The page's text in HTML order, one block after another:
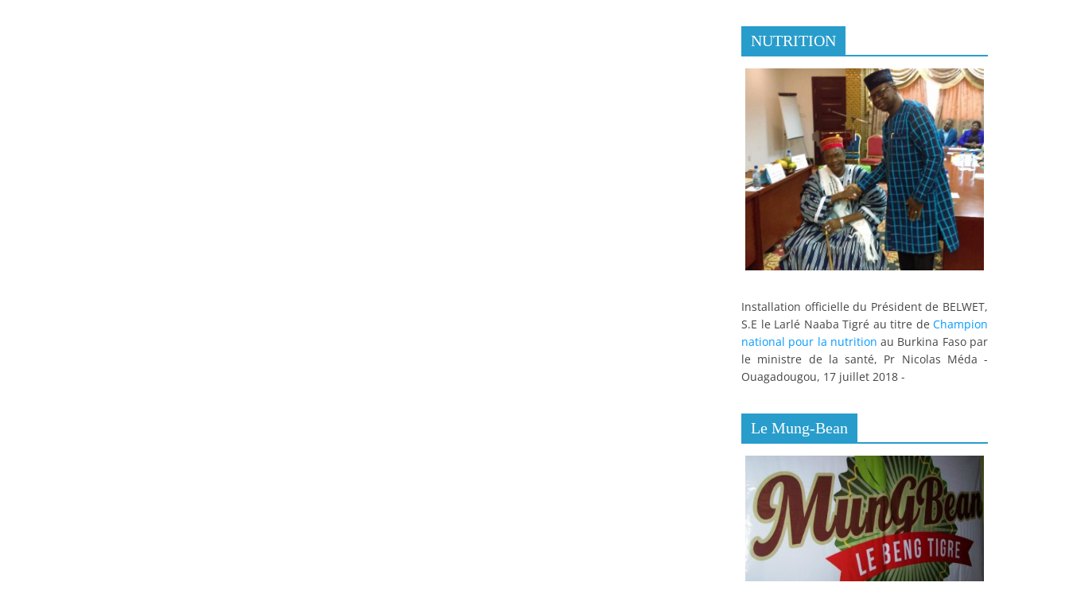
NUTRITION
Installation officielle du Président de BELWET,
S.E le Larlé Naaba Tigré au titre de Champion
national pour la nutrition au Burkina Faso par
le ministre de la santé, Pr Nicolas Méda -
Ouagadougou, 17 juillet 2018 -
Le Mung-Bean